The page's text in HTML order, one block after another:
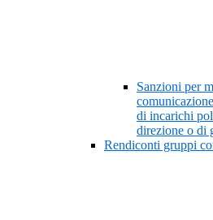
Sanzioni per
di incarichi
direzione o di
Rendiconti gruppi